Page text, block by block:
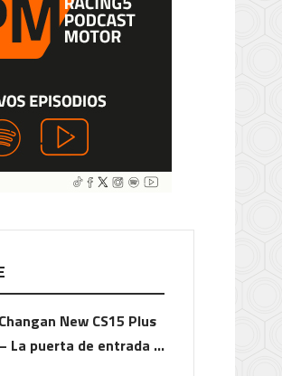
Changan New CS15 Plus
– La puerta de entrada a